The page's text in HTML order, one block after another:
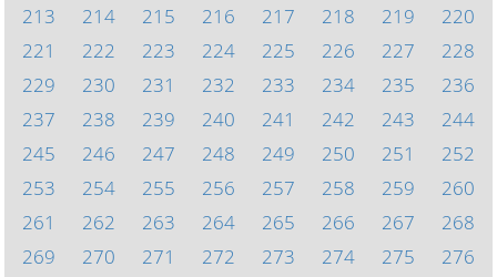
213
214 215 216 217 218 219
220
221
222 223 224 225 226 227
228
229
230 231 232 233 234 235
236
237
238 239 240 241 242 243
244
245
246 247 248 249 250 251
252
253
254 255 256 257 258 259
260
261
262 263 264 265 266 267
268
269
270 271 272 273 274 275
276